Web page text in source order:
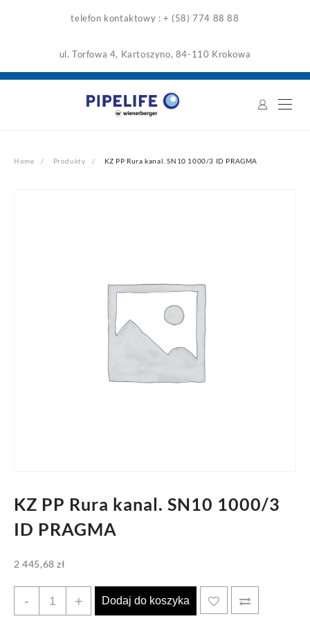
telefon kontaktowy : + (58) 774 88 88
ul. Torfowa 4, Kartoszyno, 84-110 Krokowa
Home Produkty KZ PP Rura kanal. SN10 1000/3 ID PRAGMA
KZ PP Rura kanal. SN10 1000/3
ID PRAGMA
2 445,68zł
-
ilość
KZ
+ Dodaj do koszyka